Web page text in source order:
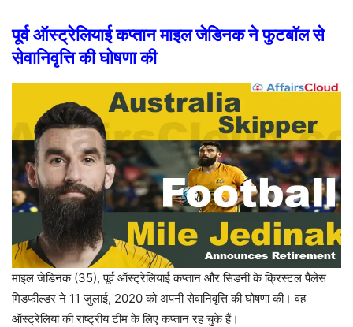
पूर्वऑस्ट्रेलियाईकप्तानमाइलजेडिनकनेफुटबॉलसे
सेवानिवृत्तिकीघोषणाकी
माइल जेडिनक(35),पूर्व ऑस्ट्रेलियाई कप्तान और सिडनी के क्रिस्टल पैलेस
मिडफील्डर ने 11जुलाई, 2020को अपनी सेवानिवृत्ति की घोषणा की। वह
ऑस्ट्रेलिया की राष्ट्रीय टीम के लिए कप्तान रह चुके हैं।